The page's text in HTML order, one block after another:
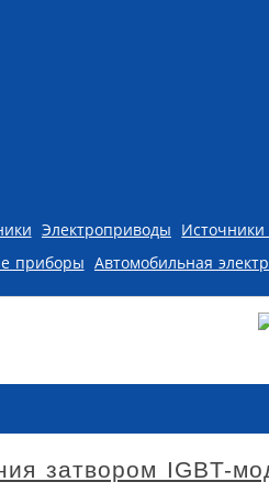
Электроприводы
приборы Автомобильная
затвором IGBT-